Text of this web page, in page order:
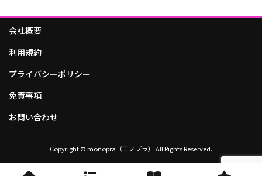
会社概要
利用規約
プライバシーポリシー
免責事項
お問い合わせ
Copyright © monopra（モノプラ） All Rights Reserved.